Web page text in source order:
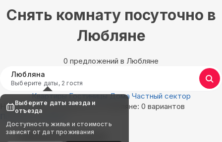
Снять комнату посуточно в
Любляне
0 предложений в Любляне
Любляна
Выберите даты, 2 гостя
Квартиры Гостиницы Дома Частный сектор
Найдём, где остановиться в Любляне: 0 вариантов
Показать на карте
Выбирайте лучшее
Выберите даты заезда и
отъезда
Доступность жилья и стоимость
зависят от дат проживания